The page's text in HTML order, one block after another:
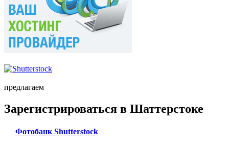
предлагаем
Зарегистрироваться в Шаттерстоке
Фотобанк Shutterstock